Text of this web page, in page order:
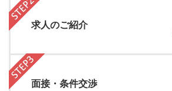
求人のご紹介
面接・条件交渉